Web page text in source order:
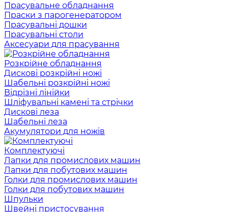
Прасувальне обладнання
Праски з парогенератором
Прасувальні дошки
Прасувальні столи
Аксесуари для прасування
Розкрійне обладнання
Дискові розкрійні ножі
Шабельні розкрійні ножі
Відрізні лінійки
Шліфувальні камені та стрічки
Дискові леза
Шабельні леза
Акумулятори для ножів
Комплектуючі
Лапки для промислових машин
Лапки для побутових машин
Голки для промислових машин
Голки для побутових машин
Шпульки
Швейні пристосування